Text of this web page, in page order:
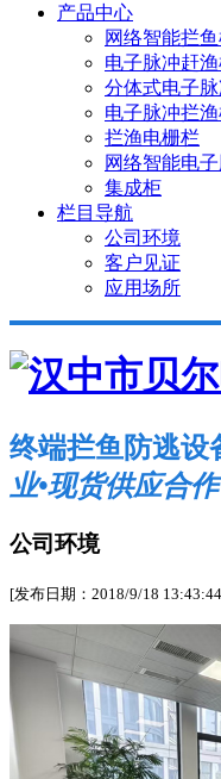
产品中心
网络智能拦
电子脉冲赶
分体式电子
电子脉冲拦
拦渔电栅栏
网络智能电
集成柜
栏目导航
公司环境
客户见证
应用场所
终端拦鱼防逃设
业•现货供应合
公司环境
[发布日期：2018/9/18